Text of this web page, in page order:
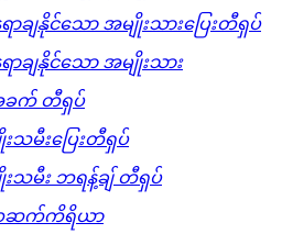
ရာချနိုင်သော အမျိုးသားပြေးတီရှပ်
ရာချနိုင်သော အမျိုးသား
က် တီရှပ်
းသမီးပြေးတီရှပ်
းသမီး ဘရန့်ချ် တီရှပ်
ေဆက်ကိရိယာ